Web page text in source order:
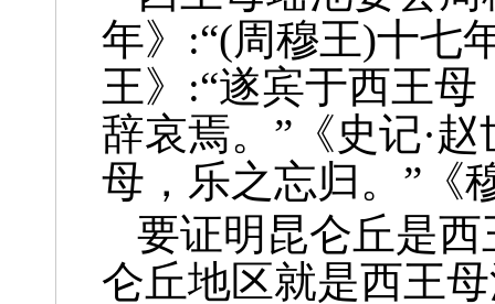
年》:“(周穆王)十七
王》:“遂宾于西王
辞哀焉。”《史记·
母，乐之忘归。”《
要证明昆仑丘是
仑丘地区就是西王